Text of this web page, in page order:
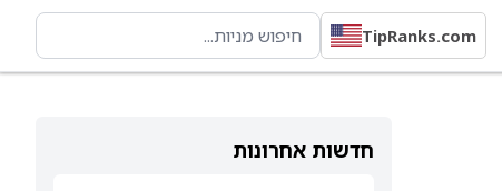
TipRanks.com
חדשות אחרונות